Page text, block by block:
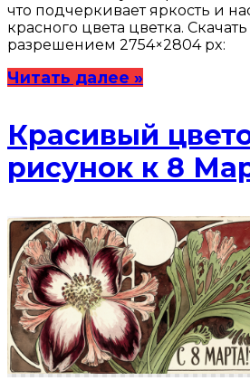
что подчеркивает яркость и
красного цвета цветка.
разрешением 2754×2804 px:
Читать далее »
Красивый
рисунок к 8